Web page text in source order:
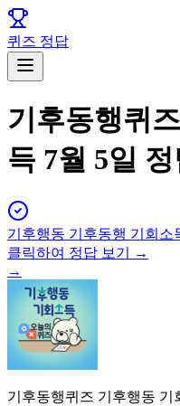
퀴즈 정답
기후동행퀴
득 7월 5일
기후행동 기후동행 기회소
클릭하여 정답 보기 →
→
기후동행퀴즈 기후행동 기